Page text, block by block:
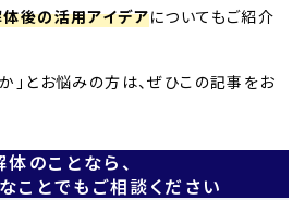
後の活用アイデアについてもご紹介
」とお悩みの方は、ぜひこの記事をお
体のことなら、
ことでもご相談ください